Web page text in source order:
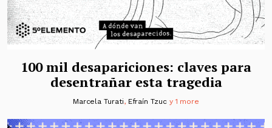
100 mil desapariciones: claves para
desentrañar esta tragedia
Marcela Turati, Efraín Tzucy 1 more